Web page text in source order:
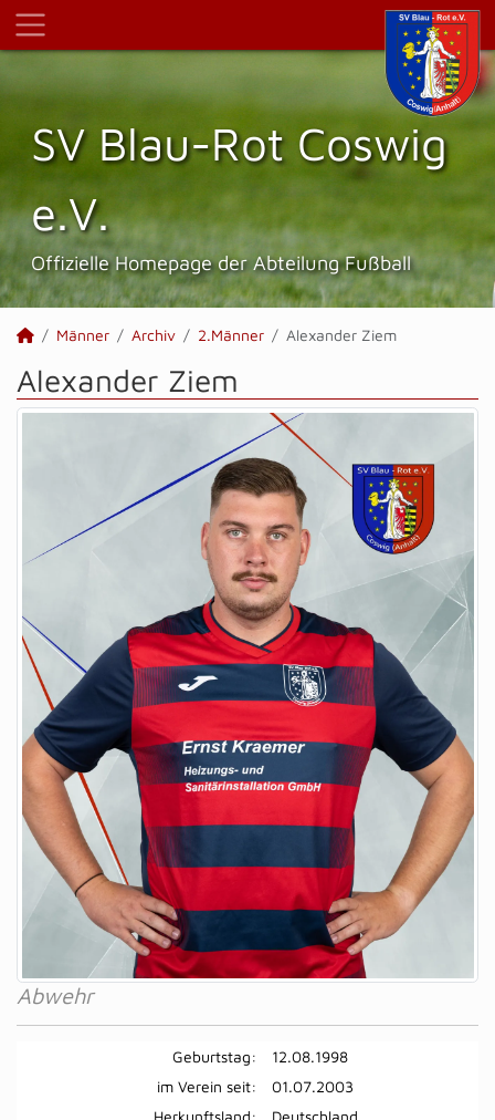
SV Blau-Rot Coswig
e.V.
Offizielle Homepage der Abteilung Fußball
Männer Archiv 2.Männer Alexander Ziem
Alexander Ziem
Abwehr
Geburtstag:
12.08.1998
im Verein seit:
01.07.2003